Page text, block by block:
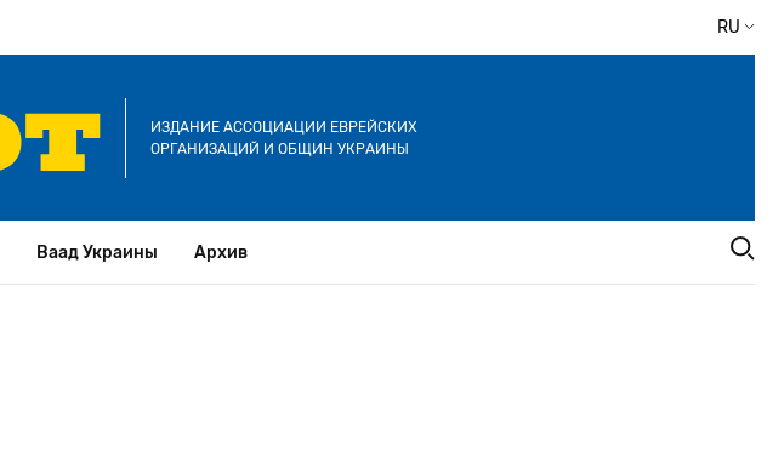
RU
ИЗДАНИЕ АССОЦИАЦИИ ЕВРЕЙСКИХ
ОРГАНИЗАЦИЙ И ОБЩИН УКРАИНЫ
Ваад Украины Архив